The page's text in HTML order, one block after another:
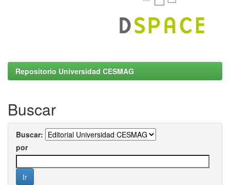
Repositorio Universidad CESMAG
Buscar
Buscar:
por